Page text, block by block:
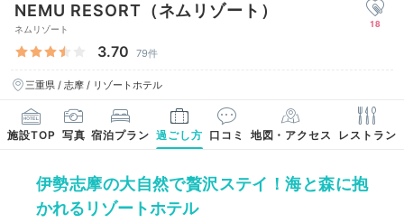
NEMU RESORT（ネムリゾート）
ネムリゾート
3.70 79件
三重県 / 志摩 / リゾートホテル
18
施設TOP 写真 宿泊プラン 過ごし方 口コミ 地図・アクセス レストラン
伊勢志摩の大自然で贅沢ステイ！海と森に抱
かれるリゾートホテル